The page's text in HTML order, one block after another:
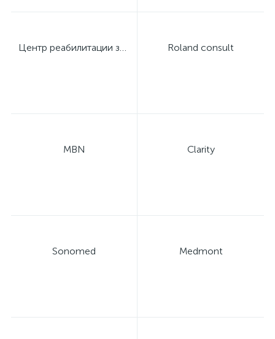
Центр реабилитации зрения профессора Дембского Roland consult
MBN Clarity
Sonomed Medmont